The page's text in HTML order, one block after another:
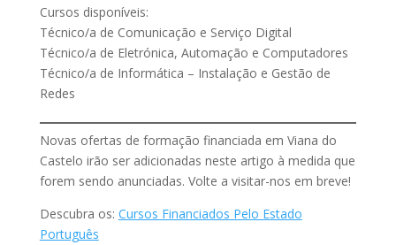
Cursos disponíveis:
Técnico/a de Comunicação e Serviço Digital
Técnico/a de Eletrónica, Automação e Computadores
Técnico/a de Informática – Instalação e Gestão de
Redes
Novas ofertas de formação financiada em Viana do
Castelo irão ser adicionadas neste artigo à medida que
forem sendo anunciadas. Volte a visitar-nos em breve!
Descubra os: Cursos Financiados Pelo Estado
Português